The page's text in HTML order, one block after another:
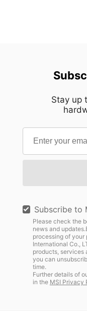
อุตสาหกรรมฮาร์ด
มาตรฐานเหล่านี้
งานคอมพิวเตอร์ที่มีเสถียรภ
ทำงานที่ความเร็
อุตสาหกรรม
ศัพท์ที่เกี่ยวข้องกับ
งานความเร็วที่สู
ควรทำหากเกิดข้
ปรับแต่ง BIOS! พื้นฐาน: คำศัพท์สำคัญที่คุณควรรู้
ก่อนที่เราจะเจาะ
ต้องรู้จักและทำค
เกี่ยวข้องกับแรม RAM (หน่วยความจำแบบแรนดอม
Stay up
Subscribe to
Please check the
news and
processing of
International Co.,
products, services
you can
time.
Further details of
in the MSI Privacy